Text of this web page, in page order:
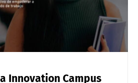
Innovation Campus